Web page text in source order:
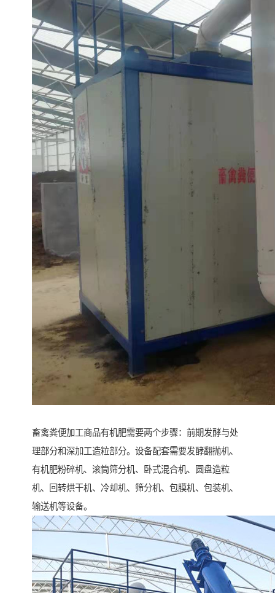
畜禽粪便加工商品有机肥需要两个步骤：前期发酵与处
理部分和深加工造粒部分。设备配套需要发酵翻抛机、
有机肥粉碎机、滚筒筛分机、卧式混合机、圆盘造粒
机、回转烘干机、冷却机、筛分机、包膜机、包装机、
输送机等设备。